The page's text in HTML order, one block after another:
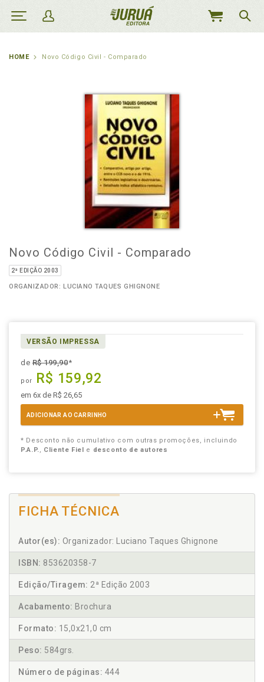
MEU
HOME Novo Código Civil - Comparado
Novo Código Civil - Comparado
2ª EDIÇÃO 2003
ORGANIZADOR: LUCIANO TAQUES GHIGNONE
VERSÃO IMPRESSA
deR$ 199,90*
por R$ 159,92
em 6x de R$ 26,65
ADICIONAR AO CARRINHO
* Desconto não cumulativo com outras promoções, incluindo
P.A.P., Cliente Fiel e desconto de autores
FICHA TÉCNICA
Autor(es): Organizador: Luciano Taques Ghignone
ISBN: 853620358-7
Edição/Tiragem: 2ª Edição 2003
Acabamento: Brochura
Formato: 15,0x21,0 cm
Peso: 584grs.
Número de páginas: 444